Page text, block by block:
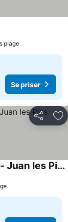
plage
Se priser
Dela
AC Hotel Ambassadeur Antibes- Juan les Pins